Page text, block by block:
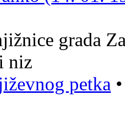
grada
niz
petka